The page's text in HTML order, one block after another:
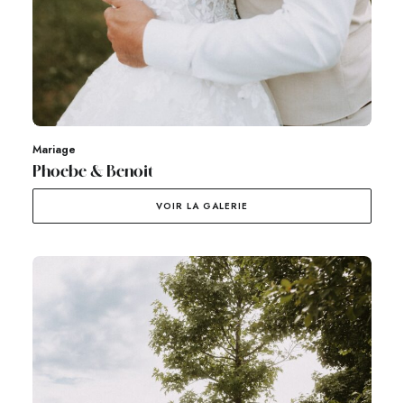
Mariage
Phoebe & Benoit
VOIR LA GALERIE